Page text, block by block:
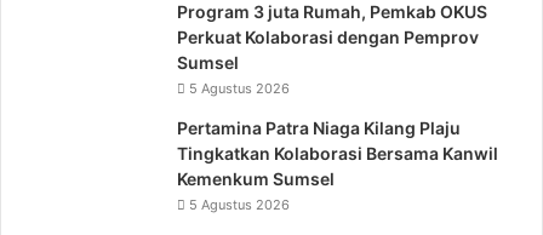
Program 3 juta Rumah, Pemkab OKUS
Perkuat Kolaborasi dengan Pemprov
Sumsel
5 Agustus 2026
Pertamina Patra Niaga Kilang Plaju
Tingkatkan Kolaborasi Bersama Kanwil
Kemenkum Sumsel
5 Agustus 2026